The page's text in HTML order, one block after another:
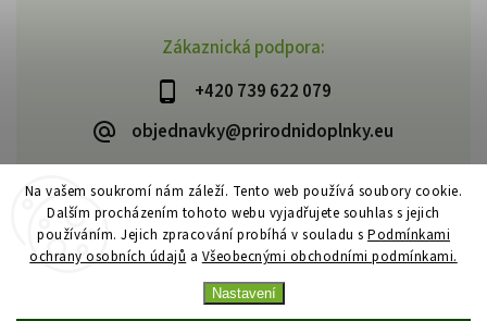
Na vašem soukromí nám záleží. Tento web používá soubory cookie.
Dalším procházením tohoto webu vyjadřujete souhlas s jejich
používáním. Jejich zpracování probíhá v souladu s Podmínkami
ochrany osobních údajů a Všeobecnými obchodními podmínkami.
Nastavení
Zákaznická podpora:
+420 739 622 079
objednavky@prirodnidoplnky.eu
Copyright 2026VIA NATURAE. Všechna práva vyhrazena.
Upravit nastavení cookies
VytvořilShoptet| Design